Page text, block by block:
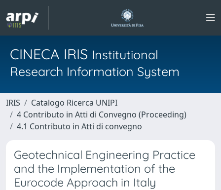
CINECA IRIS Institutional
Research Information System
IRIS
Catalogo Ricerca UNIPI
4 Contributo in Atti di Convegno (Proceeding)
4.1 Contributo in Atti di convegno
Geotechnical Engineering Practice
and the Implementation of the
Eurocode Approach in Italy